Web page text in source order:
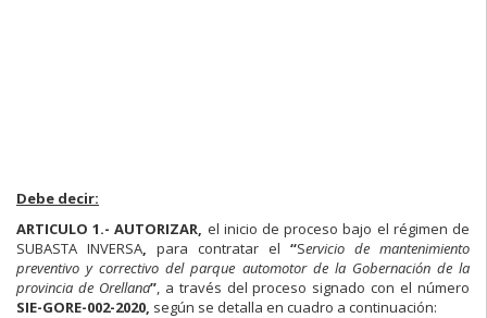
Debe decir:
ARTICULO 1.- AUTORIZAR, el inicio de proceso bajo el régimen de
SUBASTA INVERSA, para contratar el “Servicio de mantenimiento
preventivo y correctivo del parque automotor de la Gobernación de la
provincia de Orellana”, a través del proceso signado con el número
SIE-GORE-002-2020, según se detalla en cuadro a continuación: